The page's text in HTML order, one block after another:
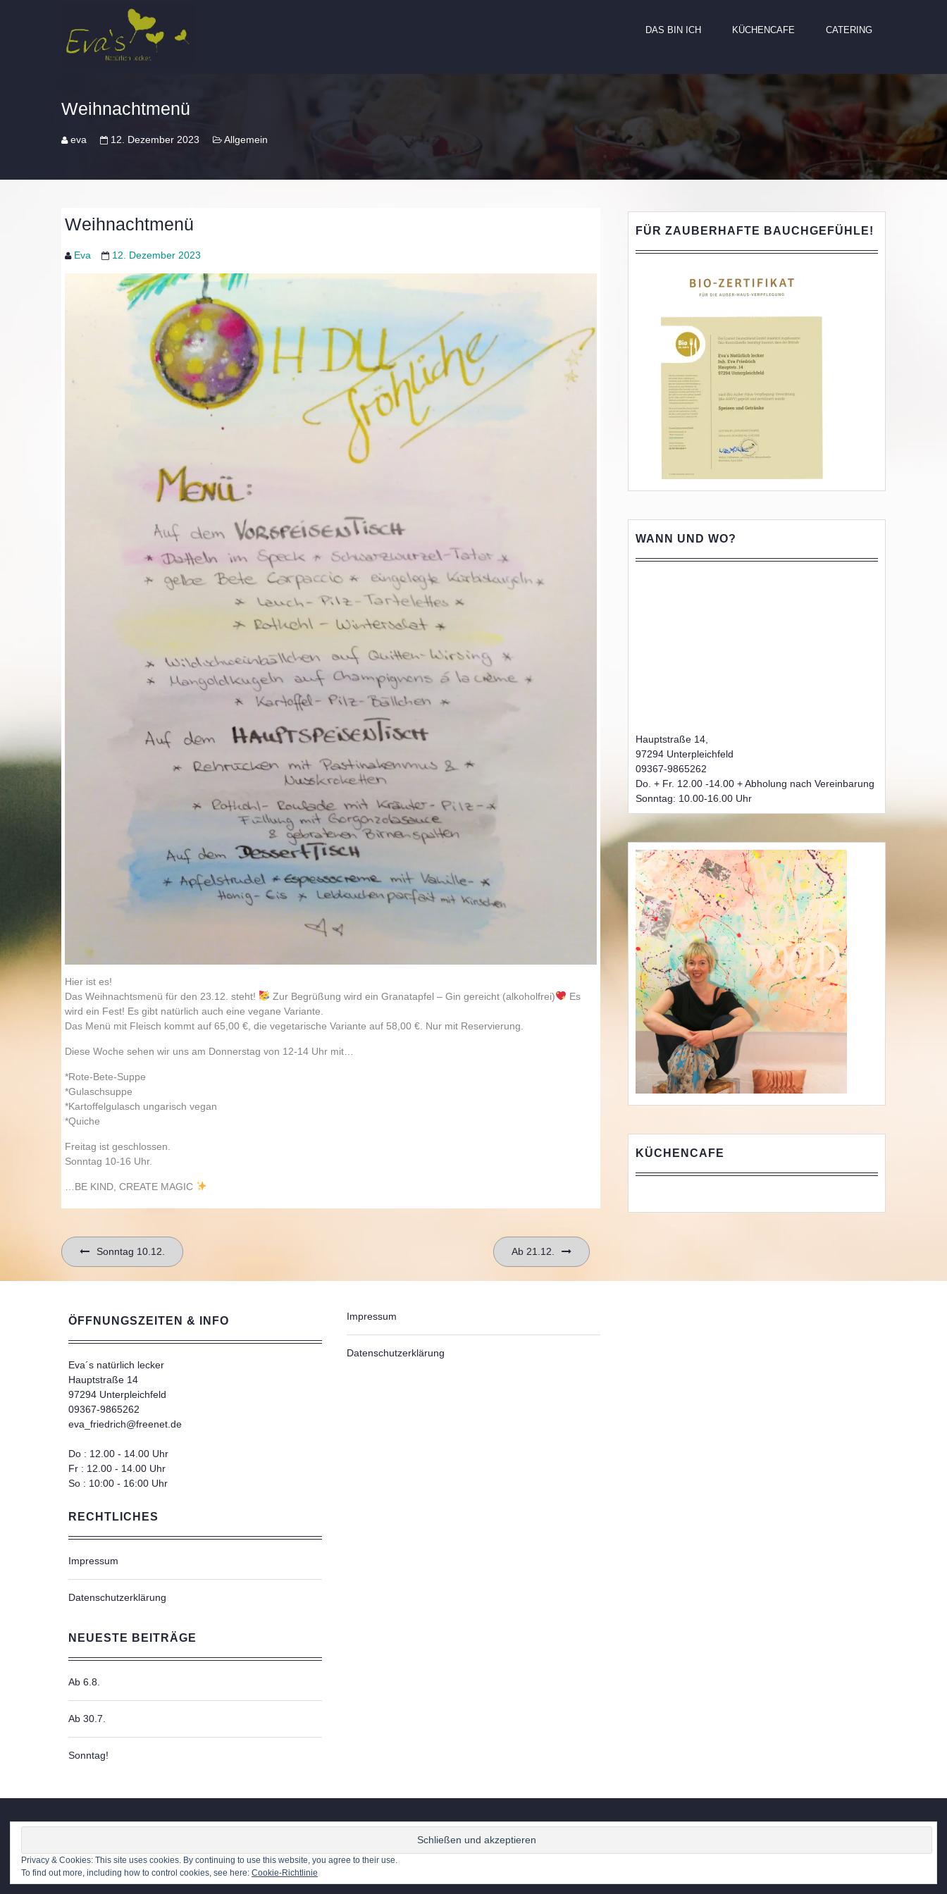
DAS BIN ICH KÜCHENCAFE CATERING
Weihnachtmenü
eva 12. Dezember 2023 Allgemein
Weihnachtmenü
Eva 12. Dezember 2023
Hier ist es!
Das Weihnachtsmenü für den 23.12. steht!
Zur Begrüßung wird ein Granatapfel – Gin gereicht (alkoholfrei)
Es
wird ein Fest! Es gibt natürlich auch eine vegane Variante.
Das Menü mit Fleisch kommt auf 65,00 €, die vegetarische Variante auf 58,00 €. Nur mit Reservierung.
Diese Woche sehen wir uns am Donnerstag von 12-14 Uhr mit…
*Rote-Bete-Suppe
*Gulaschsuppe
*Kartoffelgulasch ungarisch vegan
*Quiche
Freitag ist geschlossen.
Sonntag 10-16 Uhr.
…BE KIND, CREATE MAGIC
Beitragsnavigation
Sonntag 10.12. Ab 21.12.
FÜR ZAUBERHAFTE BAUCHGEFÜHLE!
WANN UND WO?
Hauptstraße 14,
97294 Unterpleichfeld
09367-9865262
Do. + Fr. 12.00 -14.00 + Abholung nach Vereinbarung
Sonntag: 10.00-16.00 Uhr
KÜCHENCAFE
ÖFFNUNGSZEITEN & INFO
Eva´s natürlich lecker
Hauptstraße 14
97294 Unterpleichfeld
09367-9865262
eva_friedrich@freenet.de
Do : 12.00 - 14.00 Uhr
Fr : 12.00 - 14.00 Uhr
So : 10:00 - 16:00 Uhr
RECHTLICHES
Impressum
Datenschutzerklärung
NEUESTE BEITRÄGE
Ab 6.8.
Ab 30.7.
Sonntag!
Impressum
Datenschutzerklärung
Facebook
Privacy & Cookies: This site uses cookies. By continuing to use this website, you agree to their use.
To find out more, including how to control cookies, see here: Cookie-Richtlinie